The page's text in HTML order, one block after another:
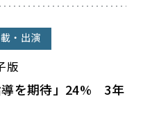
・出演
版
導を期待」24% 3年